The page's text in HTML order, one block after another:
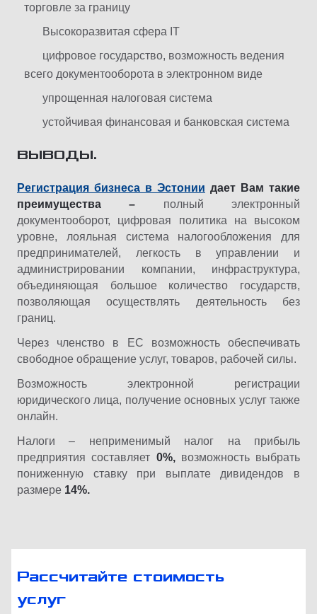
торговле за границу
Высокоразвитая сфера IT
цифровое государство, возможность ведения
всего документооборота в электронном виде
упрощенная налоговая система
устойчивая финансовая и банковская система
ВЫВОДЫ.
Регистрация бизнеса в Эстонии дает Вам такие
преимущества – полный электронный
документооборот, цифровая политика на высоком
уровне, лояльная система налогообложения для
предпринимателей, легкость в управлении и
администрировании компании, инфраструктура,
объединяющая большое количество государств,
позволяющая осуществлять деятельность без
границ.
Через членство в ЕС возможность обеспечивать
свободное обращение услуг, товаров, рабочей силы.
Возможность электронной регистрации
юридического лица, получение основных услуг также
онлайн.
Налоги – неприменимый налог на прибыль
предприятия составляет 0%,возможность выбрать
пониженную ставку при выплате дивидендов в
размере 14%.
Рассчитайте стоимость
услуг